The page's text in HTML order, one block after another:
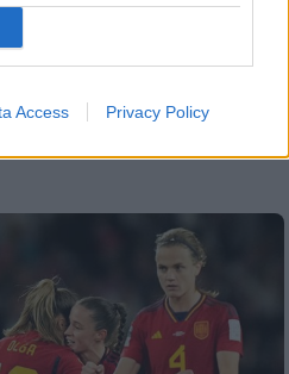
Access Privacy Policy
του η Ερμόσο,
για προσβλητικά
για τον Λουίς